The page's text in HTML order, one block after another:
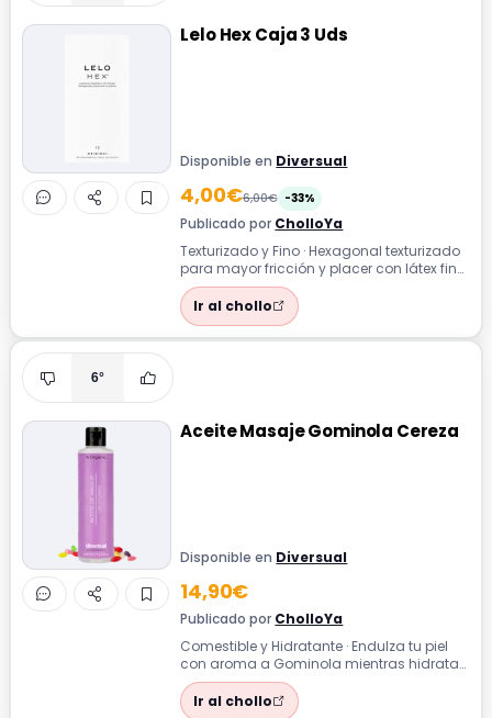
Lelo Hex Caja 3 Uds
Disponible en Diversual
4,00€6,00€ -33%
Publicado por CholloYa
Texturizado y Fino · Hexagonal texturizado
para mayor fricción y placer con látex fino
de 0 045 mm y ajuste seguro de...
Ir al chollo
6°
Aceite Masaje Gominola Cereza
Disponible en Diversual
14,90€
Publicado por CholloYa
Comestible y Hidratante · Endulza tu piel
con aroma a Gominola mientras hidratas
y das un toque comestible a tus juegos.
Ir al chollo